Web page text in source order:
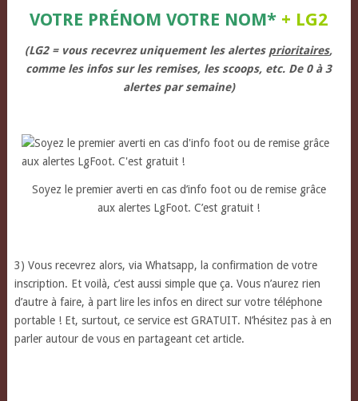
VOTRE PRÉNOM VOTRE NOM* + LG2
(LG2 = vous recevrez uniquement les alertes prioritaires,
comme les infos sur les remises, les scoops, etc. De 0 à 3
alertes par semaine)
Soyez le premier averti en cas d’info foot ou de remise grâce
aux alertes LgFoot. C’est gratuit !
3) Vous recevrez alors, via Whatsapp, la confirmation de votre
inscription. Et voilà, c’est aussi simple que ça. Vous n’aurez rien
d’autre à faire, à part lire les infos en direct sur votre téléphone
portable ! Et, surtout, ce service est GRATUIT. N’hésitez pas à en
parler autour de vous en partageant cet article.